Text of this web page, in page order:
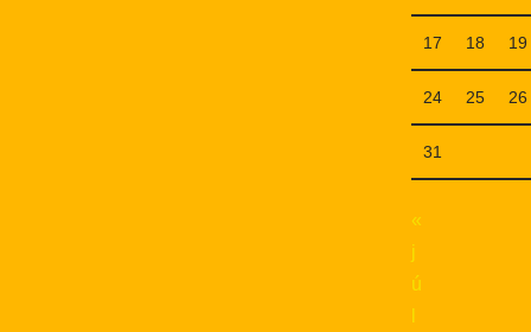
17 18 19
24 25 26
31
«
j
ú